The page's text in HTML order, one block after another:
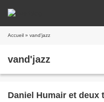
Accueil » vand'jazz
vand'jazz
Daniel Humair et deux